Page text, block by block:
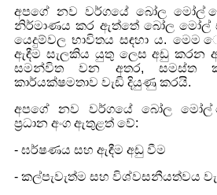
අපගේ නව වර්ගයේ බෝල මෝල්
නිර්මාණය කර ඇත්තේ බෝල මෝල්
යෙදුම්වල භාවිතය සඳහා ය. මෙම
ඇඳීම සැලකිය යුතු ලෙස අඩු කරන
සමන්විත වන අතර, සමස්ත
කාර්යක්ෂමතාව වැඩි දියුණු කරයි.
අපගේ නව වර්ගයේ බෝල මෝල්
ප්‍රධාන අංග ඇතුළත් වේ:
- ඝර්ෂණය සහ ඇඳීම අඩු වීම
- කල්පැවැත්ම සහ විශ්වසනීයත්වය